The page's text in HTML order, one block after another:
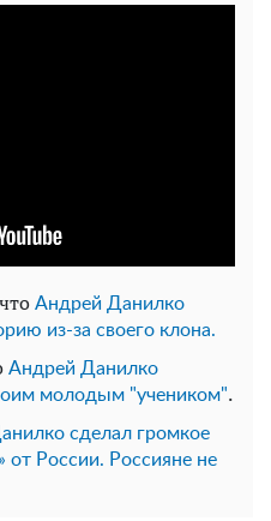
Андрей Данилко
из-за своего клона.
Андрей Данилко
молодым "учеником".
сделал громкое
от России. Россияне не